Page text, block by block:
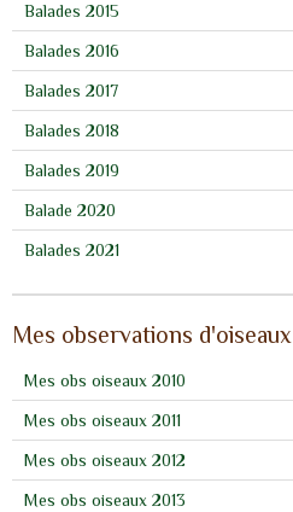
Balades 2015
Balades 2016
Balades 2017
Balades 2018
Balades 2019
Balade 2020
Balades 2021
Mes observations d'oiseaux
Mes obs oiseaux 2010
Mes obs oiseaux 2011
Mes obs oiseaux 2012
Mes obs oiseaux 2013